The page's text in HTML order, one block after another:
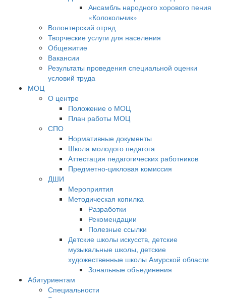
Ансамбль народного хорового пения
«Колокольчик»
Волонтерский отряд
Творческие услуги для населения
Общежитие
Вакансии
Результаты проведения специальной оценки
условий труда
МОЦ
О центре
Положение о МОЦ
План работы МОЦ
СПО
Нормативные документы
Школа молодого педагога
Аттестация педагогических работников
Предметно-цикловая комиссия
ДШИ
Мероприятия
Методическая копилка
Разработки
Рекомендации
Полезные ссылки
Детские школы искусств, детские
музыкальные школы, детские
художественные школы Амурской области
Зональные объединения
Абитуриентам
Специальности